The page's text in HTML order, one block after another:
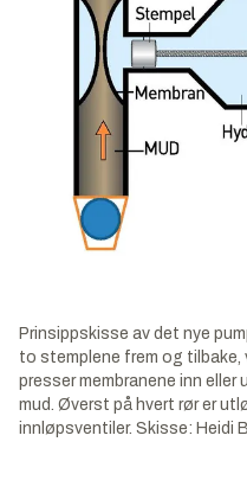
Prinsippskisse av det nye
to stemplene frem og tilbake,
presser membranene inn
mud. Øverst på hvert rør er
innløpsventiler. Skisse: Heidi